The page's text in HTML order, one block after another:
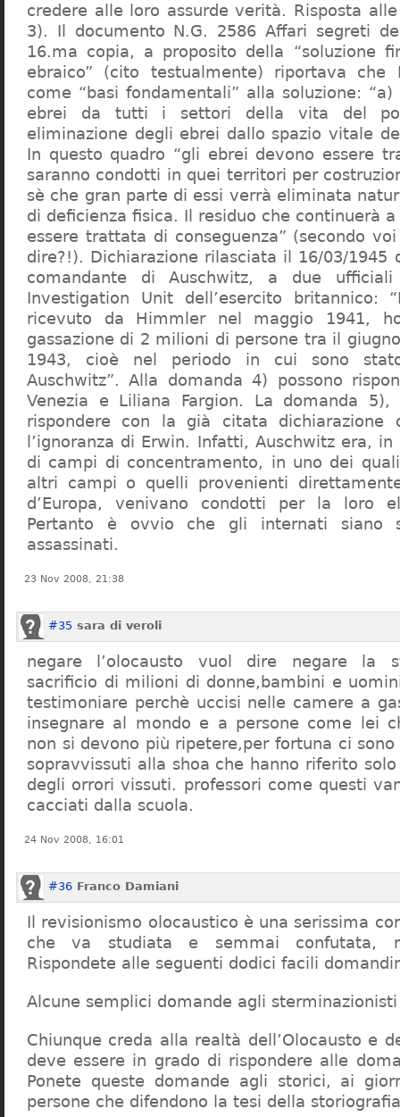
credere alle loro assurde verità. Risposta
3). Il documento N.G. 2586 Affari segreti
16.ma copia, a proposito della “soluzione
ebraico” (cito testualmente) riportava che
come “basi fondamentali” alla soluzione:
ebrei da tutti i settori della vita del
eliminazione degli ebrei dallo spazio vitale
In questo quadro “gli ebrei devono essere
saranno condotti in quei territori per
sè che gran parte di essi verrà eliminata
di deficienza fisica. Il residuo che continuerà
essere trattata di conseguenza” (secondo
dire?!). Dichiarazione rilasciata il 16/03/1945
comandante di Auschwitz, a due
Investigation Unit dell’esercito britannico:
ricevuto da Himmler nel maggio 1941,
gassazione di 2 milioni di persone tra il
1943, cioè nel periodo in cui sono
Auschwitz”. Alla domanda 4) possono
Venezia e Liliana Fargion. La domanda
rispondere con la già citata dichiarazione
l’ignoranza di Erwin. Infatti, Auschwitz era,
di campi di concentramento, in uno dei
altri campi o quelli provenienti
d’Europa, venivano condotti per la loro
Pertanto è ovvio che gli internati siano
assassinati.
23 Nov 2008, 21:38
#35 sara di veroli
negare l’olocausto vuol dire negare la
sacrificio di milioni di donne,bambini e
testimoniare perchè uccisi nelle camere a
insegnare al mondo e a persone come lei
non si devono più ripetere,per fortuna ci
sopravvissuti alla shoa che hanno riferito
degli orrori vissuti. professori come questi
cacciati dalla scuola.
24 Nov 2008, 16:01
#36 Franco Damiani
Il revisionismo olocaustico è una serissima
che va studiata e semmai confutata,
Rispondete alle seguenti dodici facili
Alcune semplici domande agli sterminazionisti
Chiunque creda alla realtà dell’Olocausto e
deve essere in grado di rispondere alle
Ponete queste domande agli storici, ai
persone che difendono la tesi della